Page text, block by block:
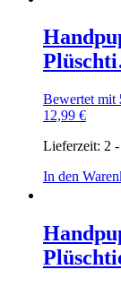
Bewertet mit
12,99 €
Lieferzeit: 2
In den